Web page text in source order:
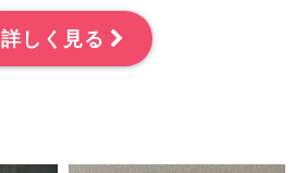
詳しく見る